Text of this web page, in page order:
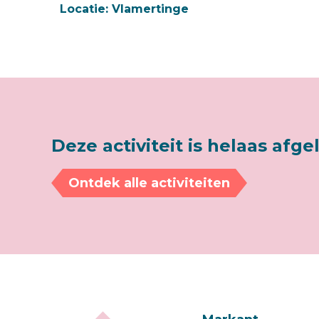
Locatie: Vlamertinge
Deze activiteit is helaas
Ontdek alle activiteiten